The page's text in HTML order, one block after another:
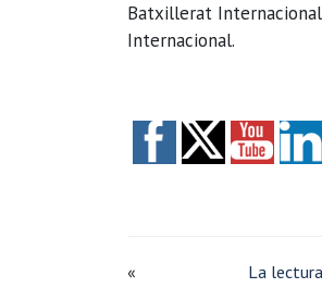
Batxillerat
Internacional.
« La